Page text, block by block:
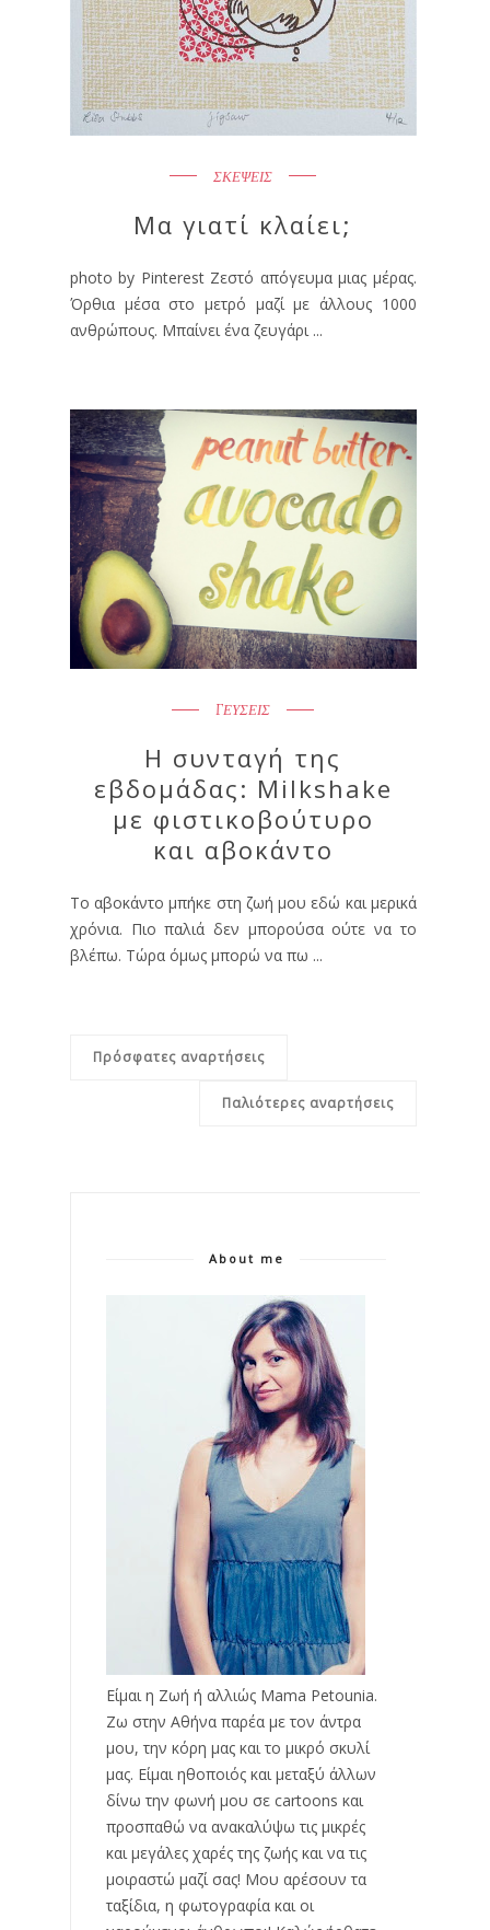
ΣΚΕΨΕΙΣ
Μα γιατί κλαίει;
photo by Pinterest Ζεστό απόγευμα μιας μέρας.
Όρθια μέσα στο μετρό μαζί με άλλους 1000
ανθρώπους. Μπαίνει ένα ζευγάρι ...
ΓΕΥΣΕΙΣ
Η συνταγή της
εβδομάδας: Milkshake
με φιστικοβούτυρο
και αβοκάντο
Το αβοκάντο μπήκε στη ζωή μου εδώ και μερικά
χρόνια. Πιο παλιά δεν μπορούσα ούτε να το
βλέπω. Τώρα όμως μπορώ να πω ...
Πρόσφατες αναρτήσεις
Παλιότερες αναρτήσεις
About me
Είμαι η Ζωή ή αλλιώς Mama Petounia.
Ζω στην Αθήνα παρέα με τον άντρα
μου, την κόρη μας και το μικρό σκυλί
μας. Είμαι ηθοποιός και μεταξύ άλλων
δίνω την φωνή μου σε cartoons και
προσπαθώ να ανακαλύψω τις μικρές
και μεγάλες χαρές της ζωής και να τις
μοιραστώ μαζί σας! Μου αρέσουν τα
ταξίδια, η φωτογραφία και οι